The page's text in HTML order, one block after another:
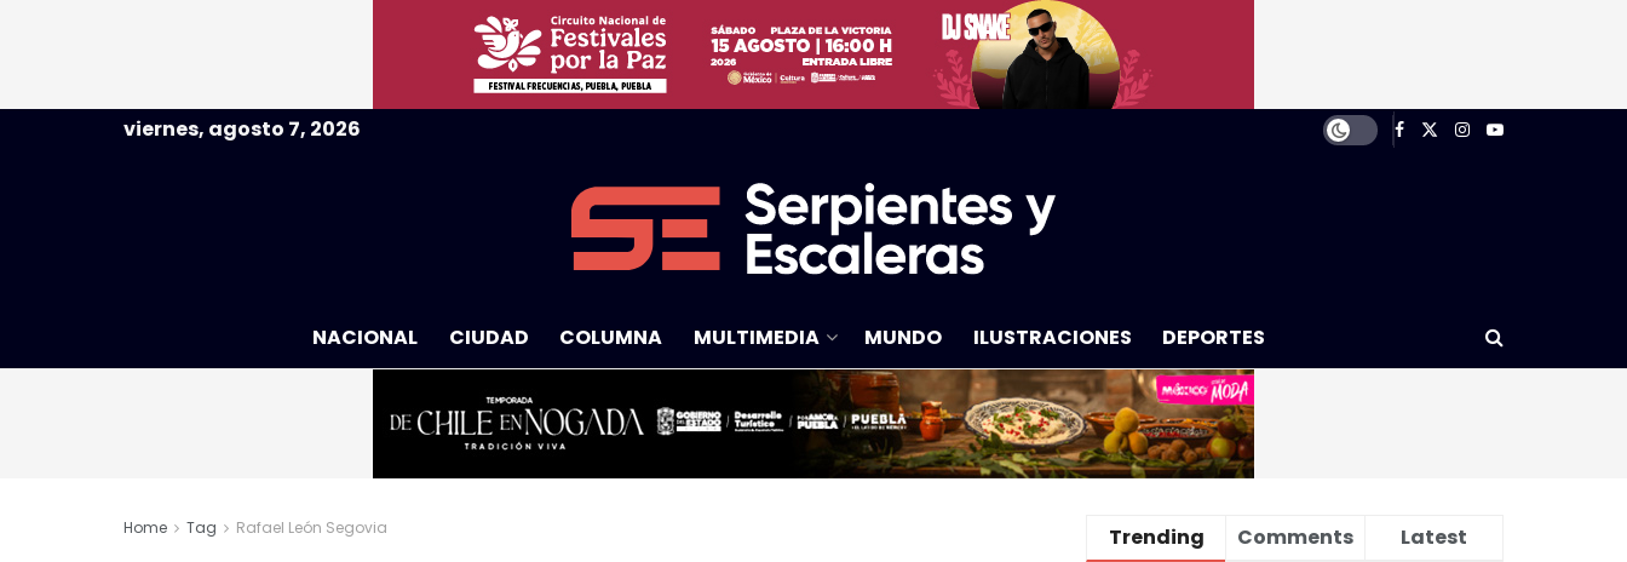
viernes, agosto 7, 2026
NACIONAL CIUDAD COLUMNA MULTIMEDIA MUNDO ILUSTRACIONES DEPORTES
Home Tag Rafael León Segovia Trending Comments Latest